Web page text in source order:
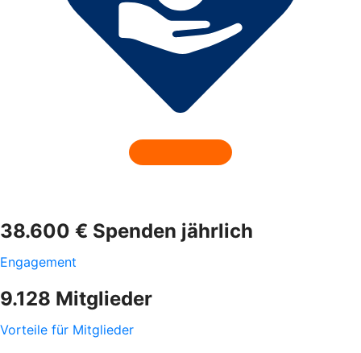
38.600 € Spenden jährlich
Engagement
9.128 Mitglieder
Vorteile für Mitglieder